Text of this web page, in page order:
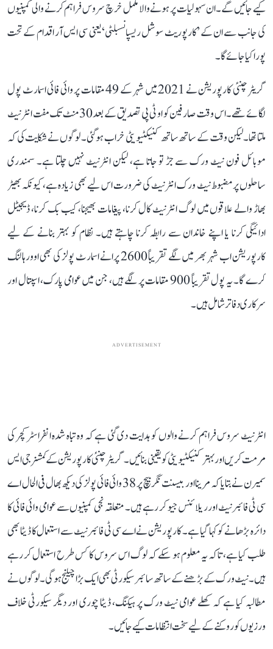
کیے جائیں گے۔ ان سہولیات پر ہونے والا مکمل خرچ سروس فراہم کرنے والی کمپنیوں
کی جانب سے ان کے ’کارپوریٹ سوشل ریسپانسبلٹی‘ یعنی سی ایس آر اقدام کے تحت
پورا کیا جائے گا۔
گریٹر چنئی کارپوریشن نے 2021 میں شہر کے 49 مقامات پر وائی فائی اسمارٹ پول
لگائے تھے۔ اس وقت صارفین کو او ٹی پی تصدیق کے بعد 30 منٹ تک مفت انٹرنیٹ
ملتا تھا۔ لیکن وقت کے ساتھ ساتھ کنیکٹیویٹی خراب ہو گئی۔ لوگوں نے شکایت کی کہ
موبائل فون نیٹ ورک سے جڑ تو جاتا ہے، لیکن انٹرنیٹ نہیں چلتا ہے۔ سمندری
ساحلوں پر مضبوط نیٹ ورک انٹرنیٹ کی ضرورت اس لیے بھی زیادہ ہے، کیونکہ بھیڑ
بھاڑ والے علاقوں میں لوگ انٹرنیٹ کال کرنا، پیغامات بھیجنا، کیب بک کرنا، ڈیجیٹل
ادائیگی کرنا یا اپنے خاندان سے رابطہ کرنا چاہتے ہیں۔ نظام کو بہتر بنانے کے لیے
کارپوریشن اب شہر بھر میں لگے تقریباً 2600 پرانے اسمارٹ پولز کی بھی اوورہالنگ
کرے گا۔ یہ پول تقریباً 900 مقامات پر لگے ہیں، جن میں عوامی پارک، اسپتال اور
سرکاری دفاتر شامل ہیں۔
ADVERTISEMENT
انٹرنیٹ سروس فراہم کرنے والوں کو ہدایت دی گئی ہے کہ وہ تباہ شدہ انفراسٹرکچر کی
مرمت کریں اور بہتر کنیکٹیویٹی کو یقینی بنائیں۔ گریٹر چنئی کارپوریشن کے کمشنر جی ایس
سمیرن نے بتایا کہ مرینا اور بیسنت نگر بیچ پر 38 وائی فائی پولز کی دیکھ بھال فی الحال اے
سی ٹی فائبرنیٹ اور ریلائنس جیو کر رہے ہیں۔ متعلقہ نجی کمپنیوں سے عوامی وائی فائی کا
دائرہ بڑھانے کو کہا گیا ہے۔ کارپوریشن نے اے سی ٹی فائبرنیٹ سے استعمال کا ڈیٹا بھی
طلب کیا ہے، تاکہ یہ معلوم ہو سکے کہ لوگ اس سروس کا کس طرح استعمال کر رہے
ہیں۔ نیٹ ورک کے بڑھنے کے ساتھ سائبر سیکورٹی بھی ایک بڑا چیلنج ہوگی۔ لوگوں نے
مطالبہ کیا ہے کہ کھلے عوامی نیٹ ورک پر ہیکنگ، ڈیٹا چوری اور دیگر سیکورٹی خلاف
ورزیوں کو روکنے کے لیے سخت انتظامات کیے جائیں۔